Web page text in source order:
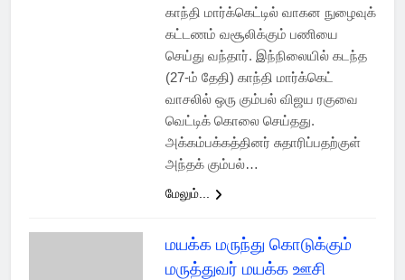
காந்தி மார்க்கெட்டில் வாகன நுழைவுக்
கட்டணம் வசூலிக்கும் பணியை
செய்து வந்தார். இந்நிலையில் கடந்த
(27-ம் தேதி) காந்தி மார்க்கெட்
வாசலில் ஒரு கும்பல் விஜய ரகுவை
வெட்டிக் கொலை செய்தது.
அக்கம்பக்கத்தினர் சுதாரிப்பதற்குள்
அந்தக் கும்பல்…
மேலும்...
மயக்க மருந்து கொடுக்கும்
மருத்துவர் மயக்க ஊசி